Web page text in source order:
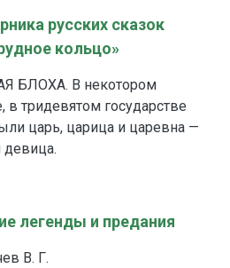
русских сказок
кольцо»
БЛОХА. В некотором
в тридевятом государстве
царь, царица и царевна —
девица.
легенды и предания
В. Г.